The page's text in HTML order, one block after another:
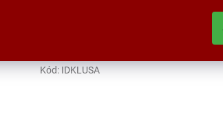
Kód: IDKLUSA